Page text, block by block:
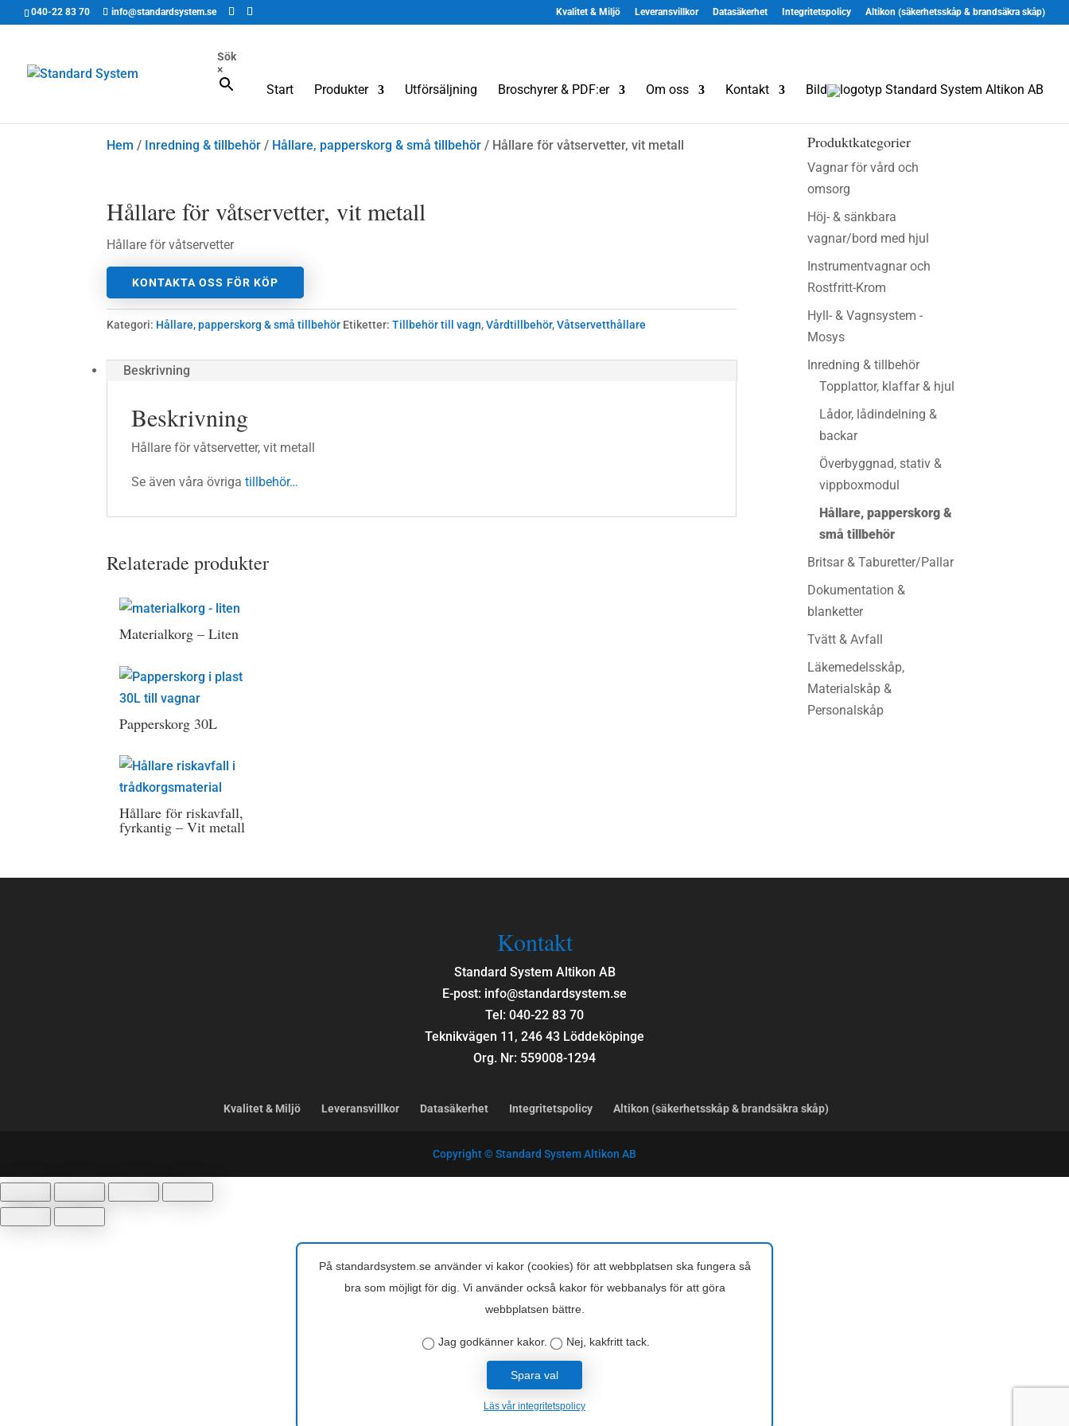
040-22 83 70 info@standardsystem.se Kvalitet & Miljö Leveransvillkor Datasäkerhet Integritetspolicy Altikon (säkerhetsskåp & brandsäkra skåp)
Sök
×
Start Produkter Utförsäljning Broschyrer & PDF:er Om oss Kontakt Bild
Hem / Inredning & tillbehör / Hållare, papperskorg & små tillbehör / Hållare för våtservetter, vit metall
Hållare för våtservetter, vit metall
Hållare för våtservetter
KONTAKTA OSS FÖR KÖP
Kategori: Hållare, papperskorg & små tillbehör Etiketter:Tillbehör till vagn,Vårdtillbehör,Våtservetthållare
Beskrivning
Beskrivning
Hållare för våtservetter, vit metall
Se även våra övrigatillbehör…
Relaterade produkter
Materialkorg – Liten
Papperskorg 30L
Hållare för riskavfall,
fyrkantig – Vit metall
Produktkategorier
Vagnar för vård och
omsorg
Höj- & sänkbara
vagnar/bord med hjul
Instrumentvagnar och
Rostfritt-Krom
Hyll- & Vagnsystem -
Mosys
Inredning & tillbehör
Topplattor, klaffar & hjul
Lådor, lådindelning &
backar
Överbyggnad, stativ &
vippboxmodul
Hållare, papperskorg &
små tillbehör
Britsar & Taburetter/Pallar
Dokumentation &
blanketter
Tvätt & Avfall
Läkemedelsskåp,
Materialskåp &
Personalskåp
Kontakt
Standard System Altikon AB
E-post: info@standardsystem.se
Tel: 040-22 83 70
Teknikvägen 11, 246 43 Löddeköpinge
Org. Nr: 559008-1294
Kvalitet & Miljö Leveransvillkor Datasäkerhet Integritetspolicy Altikon (säkerhetsskåp & brandsäkra skåp)
Copyright © Standard System Altikon AB
På standardsystem.se använder vi kakor (cookies) för att webbplatsen ska fungera så
bra som möjligt för dig. Vi använder också kakor för webbanalys för att göra
webbplatsen bättre.
Jag godkänner kakor. Nej, kakfritt tack.
Spara val
Läs vår integritetspolicy